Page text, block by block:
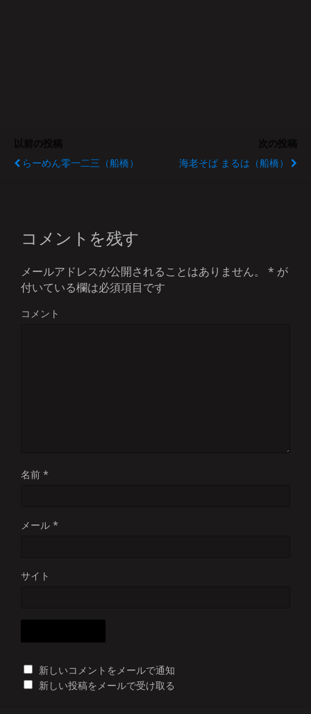
らーめん零一二三（船橋）
海老そば まるは（船橋）
コメントを残す
メールアドレスが公開されることはありません。 * が
付いている欄は必須項目です
コメント
名前 *
メール *
サイト
新しいコメントをメールで通知
新しい投稿をメールで受け取る